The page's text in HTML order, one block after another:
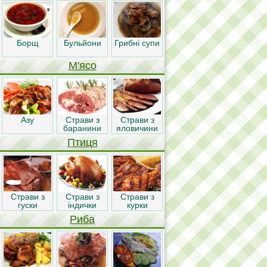
Борщ Бульйони Грибні супи
М'ясо
Азу
Страви з
баранини
Страви з
яловичини
Птиця
Страви з
гуски
Страви з
індички
Страви з
курки
Риба